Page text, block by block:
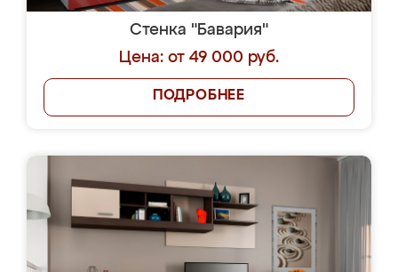
Стенка "Бавария"
Цена: от 49 000 руб.
ПОДРОБНЕЕ